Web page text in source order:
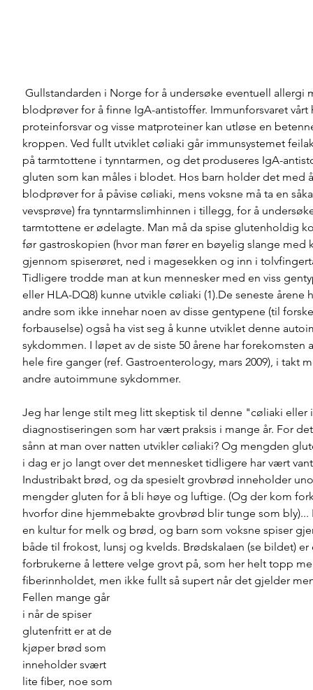
blodprøver for å finne IgA-antistoffer. Immunforsvaret
proteinforsvar og visse matproteiner kan utløse en
kroppen. Ved fullt utviklet cøliaki går immunsystemet
på tarmtottene i tynntarmen, og det produseres IgA-
gluten som kan måles i blodet. Hos barn holder det med
blodprøver for å påvise cøliaki, mens voksne må ta en
vevsprøve) fra tynntarmslimhinnen i tillegg, for å
tarmtottene er ødelagte. Man må da spise glutenholdig
før gastroskopien (hvor man fører en bøyelig slange med
gjennom spiserøret, ned i magesekken og inn i
Tidligere trodde man at kun mennesker med en viss
eller HLA-DQ8) kunne utvikle cøliaki (1).De seneste årene
andre som ikke innehar noen av disse gentypene (til
forbauselse) også ha vist seg å kunne utviklet denne
sykdommen. I løpet av de siste 50 årene har forekomsten
hele fire ganger (ref. Gastroenterology, mars 2009), i takt
andre autoimmune sykdommer.
Jeg har lenge stilt meg litt skeptisk til denne "cøliaki
diagnostiseringen som har vært praksis i mange år. For
sånn at man over natten utvikler cøliaki? Og mengden
i dag er jo langt over det mennesket tidligere har vært
Industribakt brød, og da spesielt grovbrød inneholder
mengder gluten for å bli høye og luftige. (Og der kom
hvorfor dine hjemmebakte grovbrød blir tunge som
en kultur for melk og brød, og barn som voksne spiser
både til frokost, lunsj og kvelds. Brødskalaen (se bildet)
forbrukerne å lettere velge grovt på, som her helt topp
fiberinnholdet, men ikke fullt så supert når det gjelder
Fellen mange går
i når de spiser
glutenfritt er at de
kjøper brød som
inneholder svært
lite fiber, noe som